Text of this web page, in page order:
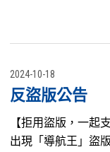
2024-10-18
反盜版公告
【拒用盜版，一起
出現「導航王」盜